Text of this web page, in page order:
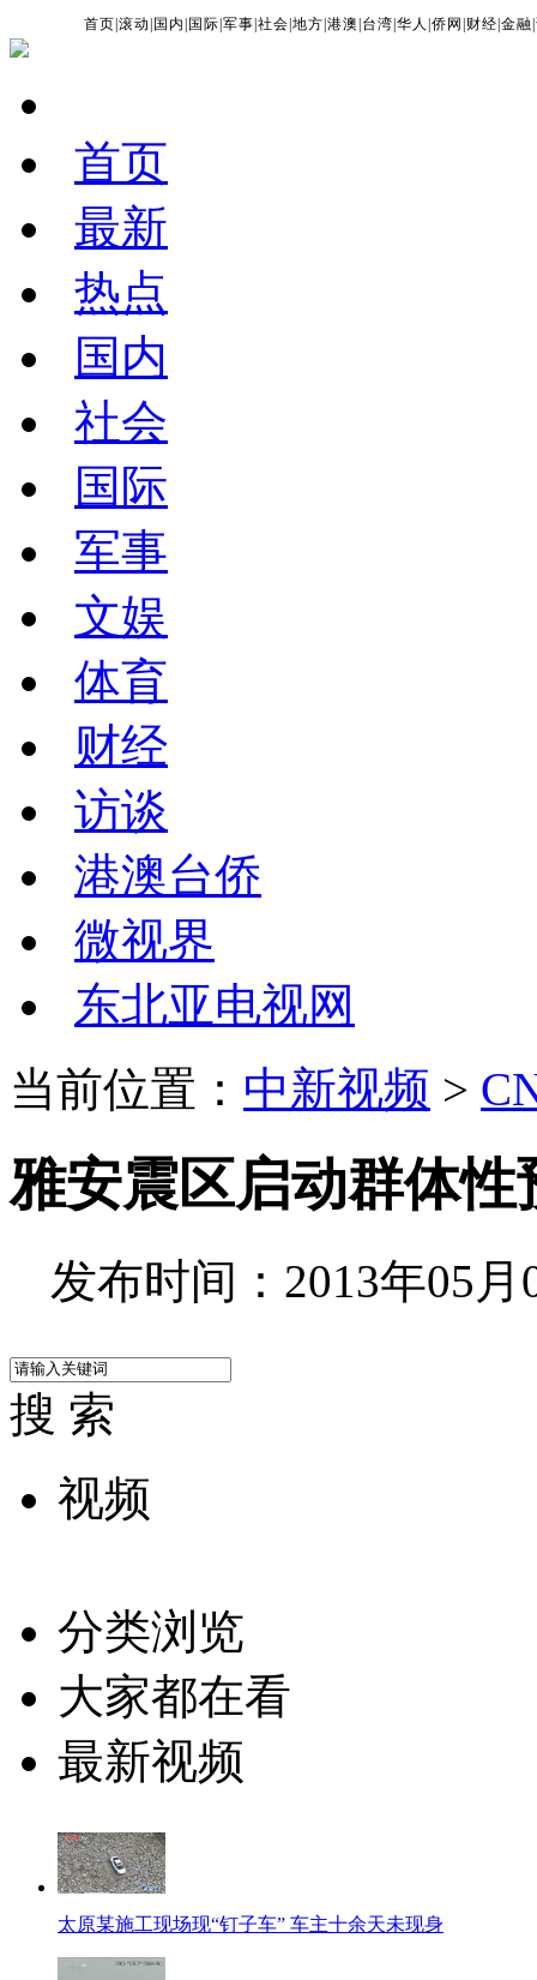
首页 |滚动 国内 国际 |军事 |社会 |地方 |港澳 台湾 |华人 |侨网 财经 |金融 |
首页
最新
热点
国内
社会
国际
军事
文娱
体育
财经
访谈
港澳台侨
微视界
东北亚电视网
当前位置： 中新视频 >
雅安震区启动群体性
发布时间：2013年05月
搜 索
视频
分类浏览
大家都在看
最新视频
太原某施工现场现“钉子车” 车主十余天未现身